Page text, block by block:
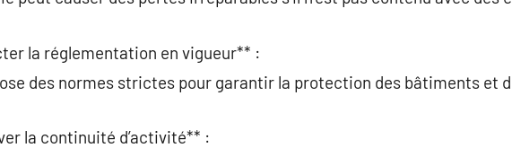
la réglementation en vigueur** :
des normes strictes pour garantir la protection des bâtiments et
la continuité d’activité** :